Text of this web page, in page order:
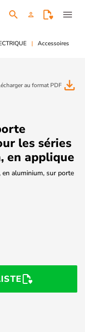
search person menu
Accessoires
au format PDF file_download
les séries
en applique
en aluminium, sur porte